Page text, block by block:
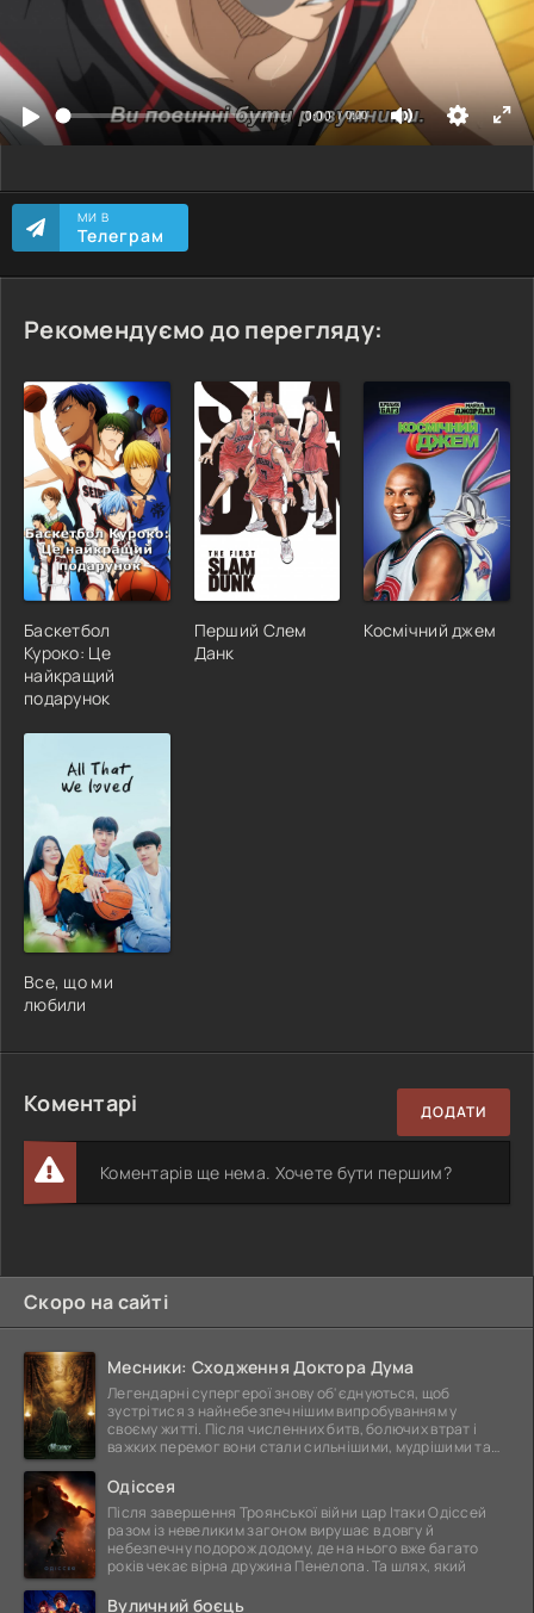
МИ В
Телеграм
Рекомендуємо до перегляду:
Баскетбол
Куроко: Це
найкращий
подарунок
Перший Слем
Данк
Космічний джем
Все, що ми
любили
Коментарі ДОДАТИ
Коментарів ще нема. Хочете бути першим?
Скоро на сайті
Месники: Сходження Доктора Дума
Легендарні супергерої знову об'єднуються, щоб
зустрітися з найнебезпечнішим випробуванням у
своєму житті. Після численних битв, болючих втрат і
важких перемог вони стали сильнішими, мудрішими та
Одіссея
Після завершення Троянської війни цар Ітаки Одіссей
разом із невеликим загоном вирушає в довгу й
небезпечну подорож додому, де на нього вже багато
років чекає вірна дружина Пенелопа. Та шлях, який
Вуличний боєць